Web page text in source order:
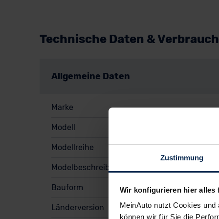
Zustimmung
Wir konfigurieren hier alles
MeinAuto nutzt Cookies
können wir für Sie die
Technische Daten & Verbrauch
Allgemeine Daten
Marke
Modell
Modellreihe
Modelbeschreibung
Bauform
Länderversion